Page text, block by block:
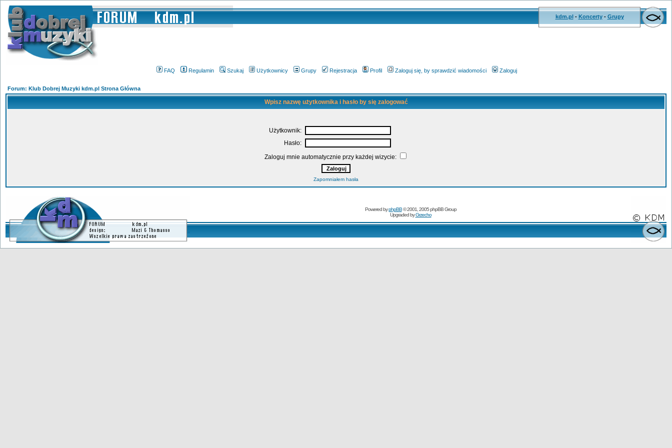
kdm.pl- Koncerty- Grupy
FAQ Regulamin Szukaj Użytkownicy Grupy Rejestracja Profil Zaloguj się, by sprawdzić wiadomości Zaloguj
Forum: Klub Dobrej Muzyki kdm.pl Strona Główna
Wpisz nazwę użytkownika i hasło by się zalogować
Użytkownik:
Hasło:
Zaloguj mnie automatycznie przy każdej wizycie:
Zapomniałem hasła
Powered byphpBB© 2001, 2005 phpBB Group
Upgraded byGrzecho